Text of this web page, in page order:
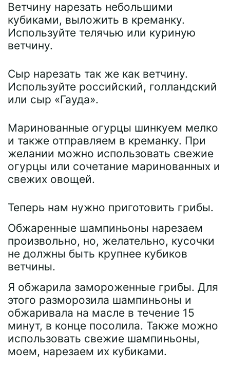
Ветчину нарезать небольшими
кубиками, выложить в креманку.
Используйте телячью или куриную
ветчину.
Сыр нарезать так же как ветчину.
Используйте российский, голландский
или сыр «Гауда».
Маринованные огурцы шинкуем мелко
и также отправляем в креманку. При
желании можно использовать свежие
огурцы или сочетание маринованных и
свежих овощей.
Теперь нам нужно приготовить грибы.
Обжаренные шампиньоны нарезаем
произвольно, но, желательно, кусочки
не должны быть крупнее кубиков
ветчины.
Я обжарила замороженные грибы. Для
этого разморозила шампиньоны и
обжаривала на масле в течение 15
минут, в конце посолила. Также можно
использовать свежие шампиньоны,
моем, нарезаем их кубиками.